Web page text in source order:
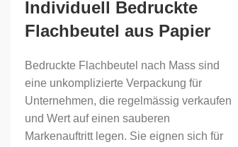
Individuell Bedruckte
Flachbeutel aus Papier
Bedruckte Flachbeutel nach Mass sind
eine unkomplizierte Verpackung für
Unternehmen, die regelmässig verkaufen
und Wert auf einen sauberen
Markenauftritt legen. Sie eignen sich für